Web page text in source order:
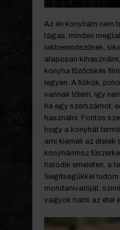
Az én konyhám nem
tágas, minden
lakberendezőnek,
alaposan
konyha főzőcskés
legyen. A fiókok,
vannak tőlem, így
ha egy szerszámot,
használni. Fontos
hogy a konyhát
ami kiemeli az
konyhámhoz
hatodik emeleten, a
Segítségükkel
mondanivalóját,
vagyok hatni az étel